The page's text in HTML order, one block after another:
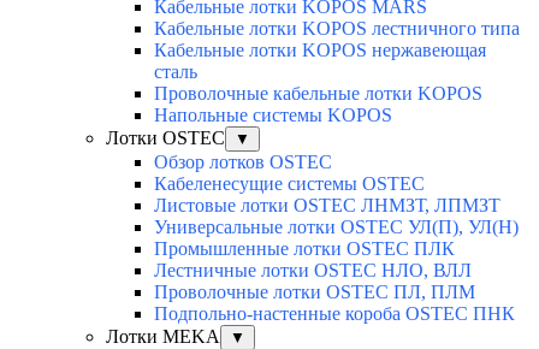
Кабельные лотки KOPOS MARS
Кабельные лотки KOPOS лестничного типа
Кабельные лотки KOPOS нержавеющая
сталь
Проволочные кабельные лотки KOPOS
Напольные системы KOPOS
Лотки OSTEC
▼
Обзор лотков OSTEC
Кабеленесущие системы OSTEC
Листовые лотки OSTEC ЛНМЗТ, ЛПМЗТ
Универсальные лотки OSTEC УЛ(П), УЛ(Н)
Промышленные лотки OSTEC ПЛК
Лестничные лотки OSTEC НЛО, ВЛЛ
Проволочные лотки OSTEC ПЛ, ПЛМ
Подпольно-настенные короба OSTEC ПНК
Лотки MEKA
▼